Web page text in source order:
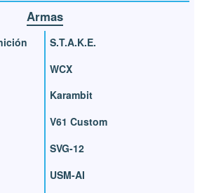
Armas
S.T.A.K.E.
WCX
Karambit
V61 Custom
SVG-12
USM-AI